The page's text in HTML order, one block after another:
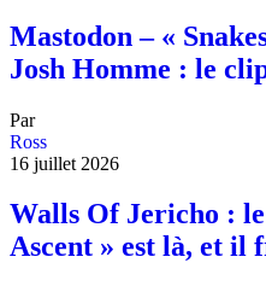
Mastodon – «
Josh Homme : le
Par
Ross
16 juillet 2026
Walls Of Jericho :
Ascent » est là, et il